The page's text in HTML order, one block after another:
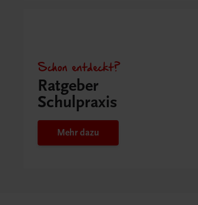
Schon entdeckt?
Ratgeber
Schulpraxis
Mehr dazu